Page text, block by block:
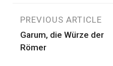
PREVIOUS ARTICLE
Garum, die Würze der
Römer